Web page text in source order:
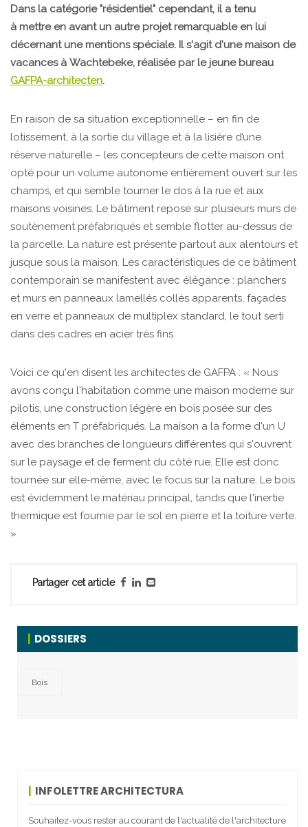
Dans la catégorie "résidentiel" cependant, il a tenu
à mettre en avant un autre projet remarquable en lui
décernant une mentions spéciale. Il s'agit d'une maison de
vacances à Wachtebeke, réalisée par le jeune bureau
GAFPA-architecten.
En raison de sa situation exceptionnelle – en fin de
lotissement, à la sortie du village et à la lisière d’une
réserve naturelle – les concepteurs de cette maison ont
opté pour un volume autonome entièrement ouvert sur les
champs, et qui semble tourner le dos à la rue et aux
maisons voisines. Le bâtiment repose sur plusieurs murs de
soutènement préfabriqués et semble flotter au-dessus de
la parcelle. La nature est présente partout aux alentours et
jusque sous la maison. Les caractéristiques de ce bâtiment
contemporain se manifestent avec élégance : planchers
et murs en panneaux lamellés collés apparents, façades
en verre et panneaux de multiplex standard, le tout serti
dans des cadres en acier très fins.
Voici ce qu'en disent les architectes de GAFPA : « Nous
avons conçu l'habitation comme une maison moderne sur
pilotis, une construction légère en bois posée sur des
éléments en T préfabriqués. La maison a la forme d'un U
avec des branches de longueurs différentes qui s'ouvrent
sur le paysage et de ferment du côté rue. Elle est donc
tournée sur elle-même, avec le focus sur la nature. Le bois
est évidemment le matériau principal, tandis que l'inertie
thermique est fournie par le sol en pierre et la toiture verte.
»
Partager cet article
DOSSIERS
Bois
INFOLETTRE ARCHITECTURA
Souhaitez-vous rester au courant de l'actualité de l'architecture